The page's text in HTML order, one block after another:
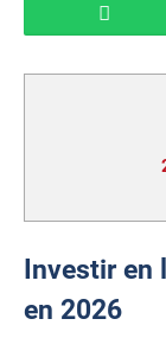
Investir en
en 2026